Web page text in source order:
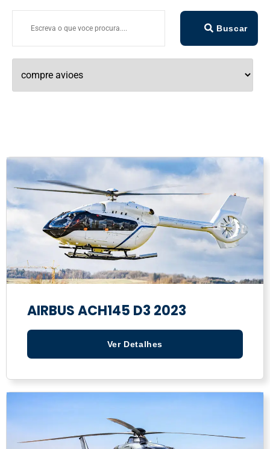
Buscar
AIRBUS ACH145 D3 2023
Ver Detalhes